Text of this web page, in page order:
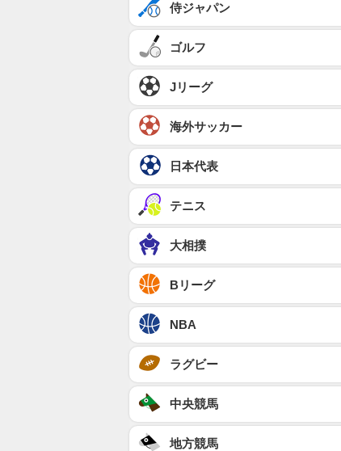
侍ジャパン
ゴルフ
Jリーグ
海外サッカー
日本代表
テニス
大相撲
Bリーグ
NBA
ラグビー
中央競馬
地方競馬